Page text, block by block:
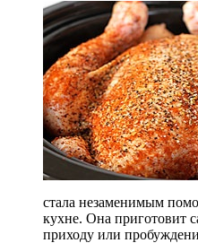
стала незаменимым
кухне. Она приготовит
приходу или